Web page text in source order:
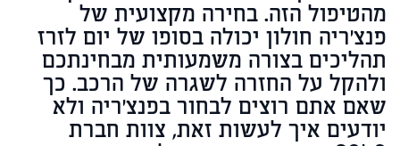
מהטיפול הזה. בחירה מקצועית של
פנצ׳ריה חולון יכולה בסופו של יום לזרז
תהליכים בצורה משמעותית מבחינתכם
ולהקל על החזרה לשגרה של הרכב. כך
שאם אתם רוצים לבחור בפנצ'ריה ולא
יודעים איך לעשות זאת, צוות חברת